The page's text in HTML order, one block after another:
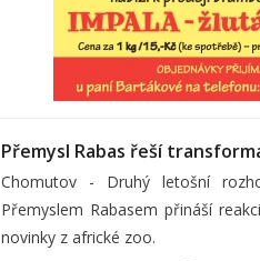
Přemysl Rabas řeší
Chomutov - Druhý letošní
Přemyslem Rabasem přináší
novinky z africké zoo.